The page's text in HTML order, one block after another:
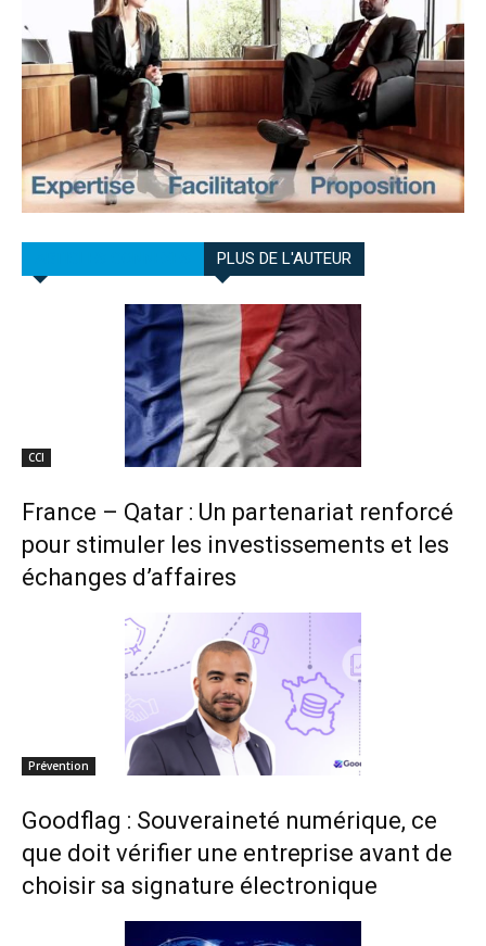
PLUS DE L'AUTEUR
CCI
France – Qatar : Un partenariat renforcé
pour stimuler les investissements et les
échanges d’affaires
Prévention
Goodflag : Souveraineté numérique, ce
que doit vérifier une entreprise avant de
choisir sa signature électronique